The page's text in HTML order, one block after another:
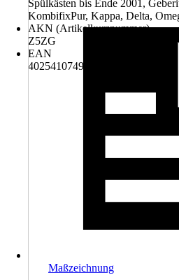
Spülkästen bis Ende 2001,
KombifixPur, Kappa, Delta,
AKN (Artikelkurznummer)
Z5ZG
EAN
4025410749376
Maßzeichnung